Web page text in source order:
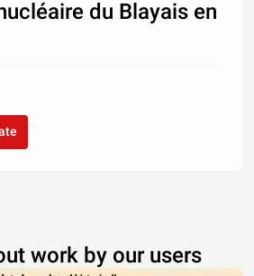
du Blayais en
work by our users